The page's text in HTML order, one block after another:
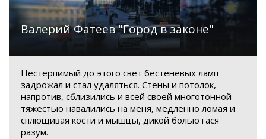
Валерий Фатеев "Город в законе"
Нестерпимый до этого свет бестеневых ламп
задрожал и стал удаляться. Стены и потолок,
напротив, сблизились и всей своей многотонной
тяжестью навалились на меня, медленно ломая и
сплющивая кости и мышцы, дикой болью гася
разум.